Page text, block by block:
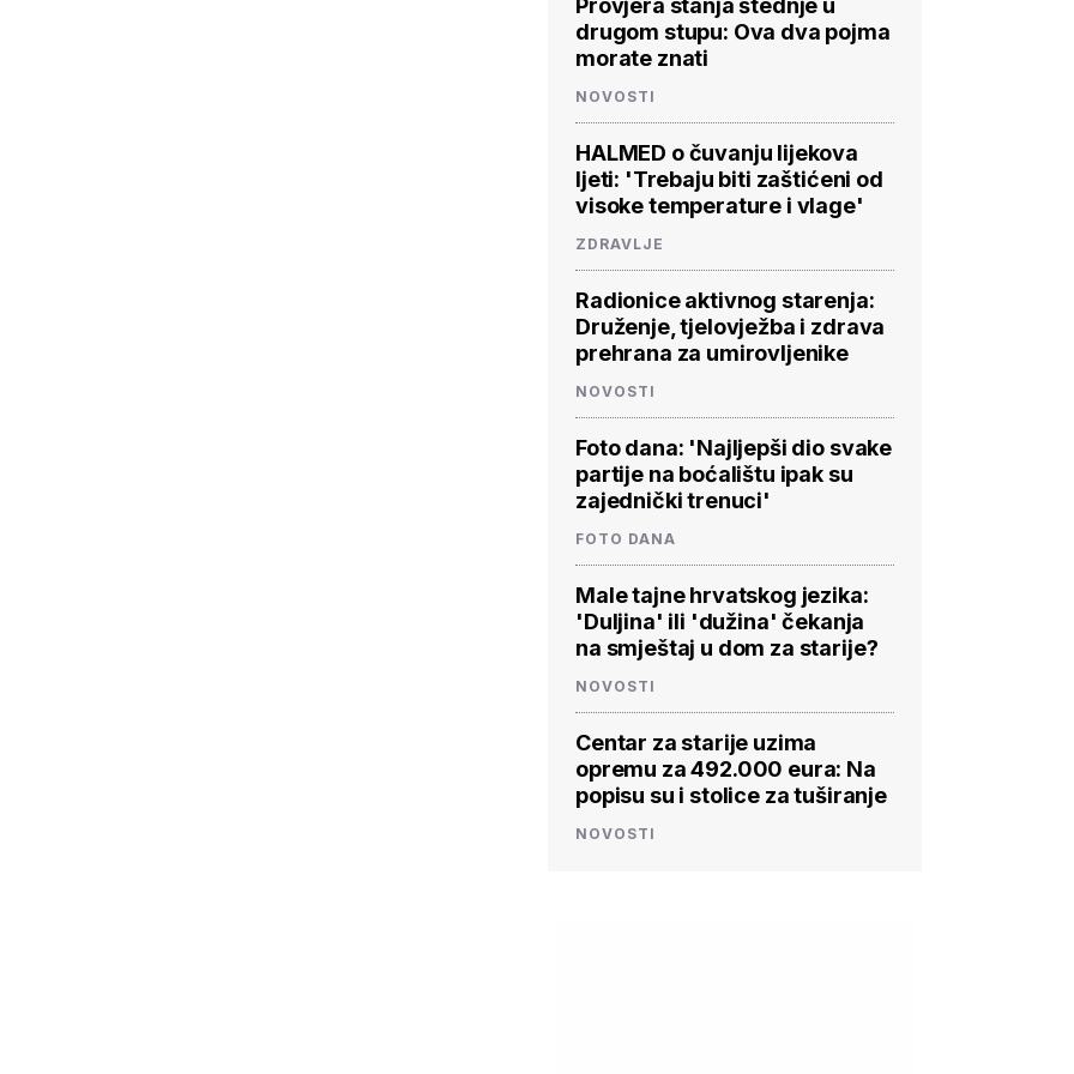
Provjera stanja štednje u
drugom stupu: Ova dva pojma
morate znati
NOVOSTI
HALMED o čuvanju lijekova
ljeti: 'Trebaju biti zaštićeni od
visoke temperature i vlage'
ZDRAVLJE
Radionice aktivnog starenja:
Druženje, tjelovježba i zdrava
prehrana za umirovljenike
NOVOSTI
Foto dana: 'Najljepši dio svake
partije na boćalištu ipak su
zajednički trenuci'
FOTO DANA
Male tajne hrvatskog jezika:
'Duljina' ili 'dužina' čekanja
na smještaj u dom za starije?
NOVOSTI
Centar za starije uzima
opremu za 492.000 eura: Na
popisu su i stolice za tuširanje
NOVOSTI